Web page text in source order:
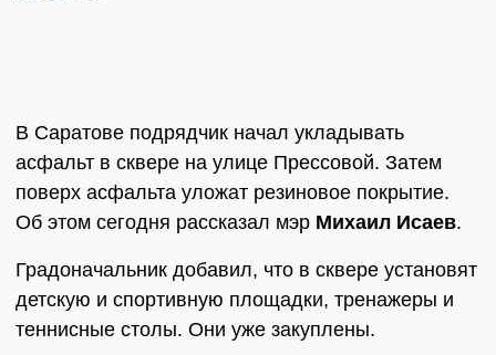
В Саратове подрядчик начал укладывать
асфальт в сквере на улице Прессовой. Затем
поверх асфальта уложат резиновое покрытие.
Об этом сегодня рассказал мэр Михаил Исаев.
Градоначальник добавил, что в сквере установят
детскую и спортивную площадки, тренажеры и
теннисные столы. Они уже закуплены.